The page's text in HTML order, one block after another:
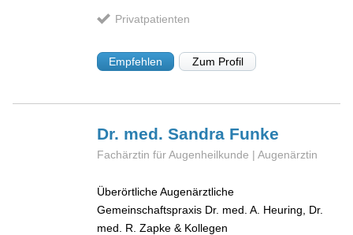
Privatpatienten
Empfehlen Zum Profil
Dr. med. Sandra Funke
Fachärztin für Augenheilkunde | Augenärztin
Überörtliche Augenärztliche
Gemeinschaftspraxis Dr. med. A. Heuring, Dr.
med. R. Zapke & Kollegen